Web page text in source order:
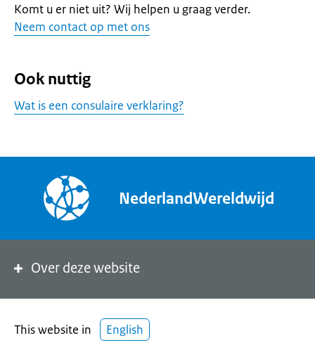
Komt u er niet uit? Wij helpen u graag verder.
Neem contact op met ons
Ook nuttig
Wat is een consulaire verklaring?
NederlandWereldwijd
Over deze website
This website in English